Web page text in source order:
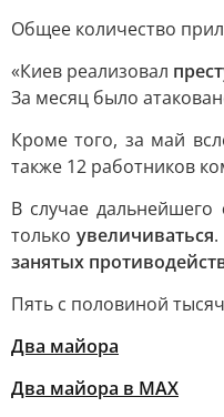
Общее количество
«Киев реализовал
За месяц было
Кроме того, за май
также 12 работников
В случае дальнейшего
толькоувеличиваться
занятых
Пять с половиной
Два майора
Два майора в МАХ